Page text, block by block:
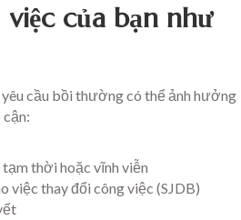
của bạn như
cầu bồi thường có thể ảnh hưởng
thời hoặc vĩnh viễn
việc thay đổi công việc (SJDB)